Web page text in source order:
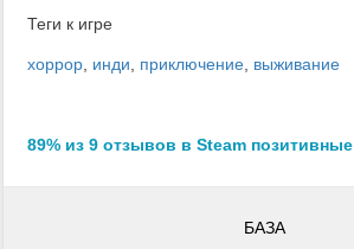
Теги к игре
хоррор инди приключение выживание
89% из 9 отзывов в Steam позитивные
БАЗА